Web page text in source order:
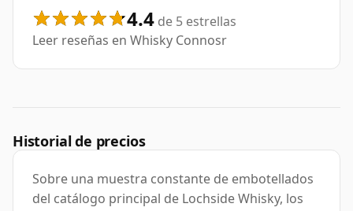
4.4 de 5 estrellas
Leer reseñas en Whisky Connosr
Historial de precios
Sobre una muestra constante de embotellados
del catálogo principal de Lochside Whisky, los